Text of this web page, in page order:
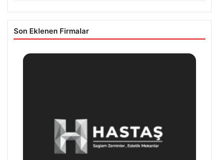
Son Eklenen Firmalar